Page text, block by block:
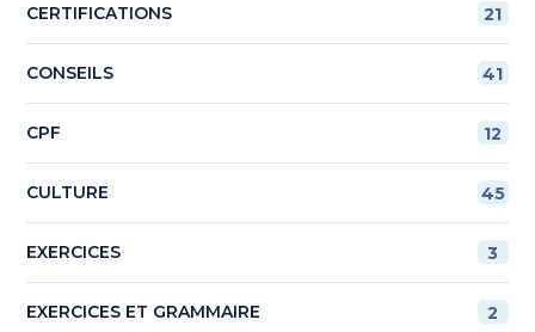
CERTIFICATIONS 21
CONSEILS 41
CPF 12
CULTURE 45
EXERCICES 3
EXERCICES ET GRAMMAIRE 2